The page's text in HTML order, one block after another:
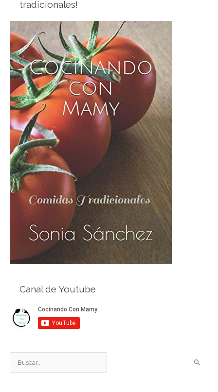
tradicionales!
Canal de Youtube
u